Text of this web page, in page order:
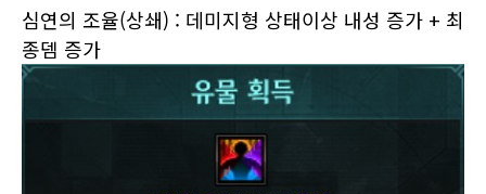
심연의 조율(상쇄) : 데미지형 상태이상 내성 증가 + 최
종뎀 증가